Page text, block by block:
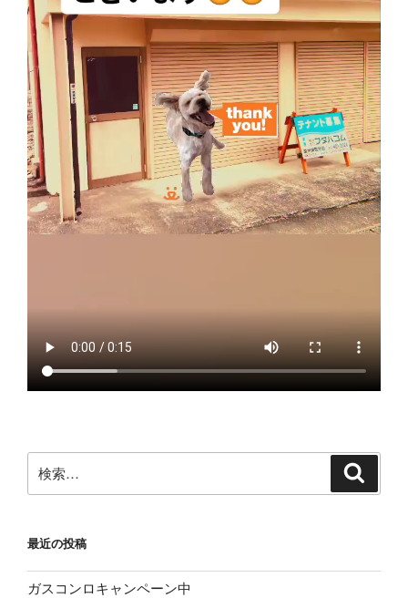
索:
最近の投稿
ガスコンロキャンペーン中